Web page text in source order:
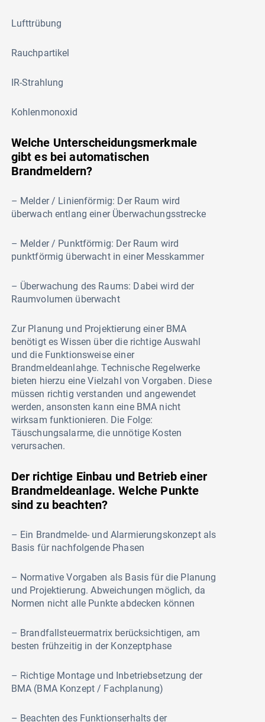
Lufttrübung
Rauchpartikel
IR-Strahlung
Kohlenmonoxid
Welche Unterscheidungsmerkmale
gibt es bei automatischen
Brandmeldern?
– Melder / Linienförmig: Der Raum wird
überwach entlang einer Überwachungsstrecke
– Melder / Punktförmig: Der Raum wird
punktförmig überwacht in einer Messkammer
– Überwachung des Raums: Dabei wird der
Raumvolumen überwacht
Zur Planung und Projektierung einer BMA
benötigt es Wissen über die richtige Auswahl
und die Funktionsweise einer
Brandmeldeanlahge. Technische Regelwerke
bieten hierzu eine Vielzahl von Vorgaben. Diese
müssen richtig verstanden und angewendet
werden, ansonsten kann eine BMA nicht
wirksam funktionieren. Die Folge:
Täuschungsalarme, die unnötige Kosten
verursachen.
Der richtige Einbau und Betrieb einer
Brandmeldeanlage. Welche Punkte
sind zu beachten?
– Ein Brandmelde- und Alarmierungskonzept als
Basis für nachfolgende Phasen
– Normative Vorgaben als Basis für die Planung
und Projektierung. Abweichungen möglich, da
Normen nicht alle Punkte abdecken können
– Brandfallsteuermatrix berücksichtigen, am
besten frühzeitig in der Konzeptphase
– Richtige Montage und Inbetriebsetzung der
BMA (BMA Konzept / Fachplanung)
– Beachten des Funktionserhalts der